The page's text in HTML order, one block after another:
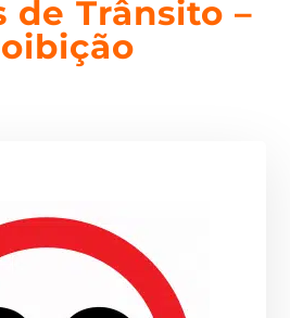
de Trânsito –